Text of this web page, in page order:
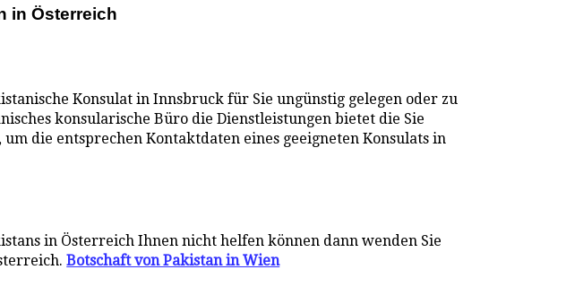
in Österreich
Konsulat in Innsbruck für Sie ungünstig gelegen oder zu
konsularische Büro die Dienstleistungen bietet die Sie
die entsprechen Kontaktdaten eines geeigneten Konsulats in
in Österreich Ihnen nicht helfen können dann wenden Sie
Botschaft von Pakistan in Wien